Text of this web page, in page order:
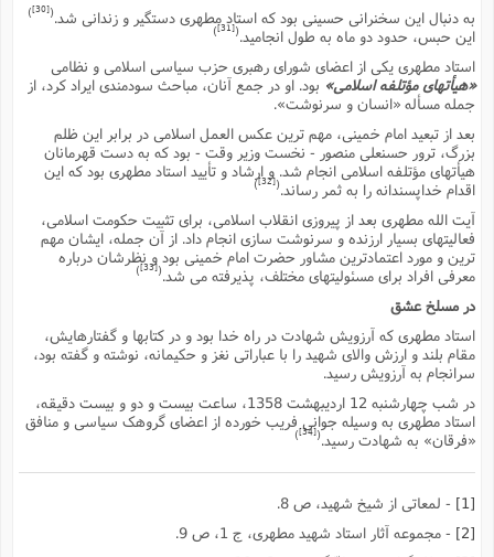
به دنبال این سخنرانى حسینى بود که استاد مطهرى دستگیر و زندانى شد. [30]
)
این حبس، حدود دو ماه به طول انجامید. [31]
)
استاد مطهرى یکى از اعضاى شوراى رهبرى حزب سیاسى اسلامى و نظامى
«هیأتهاى مؤتلفه اسلامى»بود. او در جمع آنان، مباحث سودمندى ایراد کرد، از
جمله مسأله «انسان و سرنوشت».
بعد از تبعید امام خمینى، مهم ترین عکس العمل اسلامى در برابر این ظلم
بزرگ، ترور حسنعلى منصور - نخست وزیر وقت - بود که به دست قهرمانان
هیأتهاى مؤتلفه اسلامى انجام شد. و ارشاد و تأیید استاد مطهرى بود که این
اقدام خداپسندانه را به ثمر رساند. [32]
)
آیت الله مطهرى بعد از پیروزى انقلاب اسلامى، براى تثبیت حکومت اسلامى،
فعالیتهاى بسیار ارزنده و سرنوشت سازى انجام داد. از آن جمله، ایشان مهم
ترین و مورد اعتمادترین مشاور حضرت امام خمینى بود و نظرشان درباره
معرفى افراد براى مسئولیتهاى مختلف، پذیرفته مى شد. [33]
)
در مسلخ عشق
استاد مطهرى که آرزویش شهادت در راه خدا بود و در کتابها و گفتارهایش،
مقام بلند و ارزش والاى شهید را با عباراتى نغز و حکیمانه، نوشته و گفته بود،
سرانجام به آرزویش رسید.
در شب چهارشنبه 12 اردیبهشت 1358، ساعت بیست و دو و بیست دقیقه،
استاد مطهرى به وسیله جوانى فریب خورده از اعضاى گروهک سیاسى و منافق
«فرقان» به شهادت رسید.(
[34]
)
- لمعاتى از شیخ شهید، ص 8.
- مجموعه آثار استاد شهید مطهرى، ج 1، ص 9.